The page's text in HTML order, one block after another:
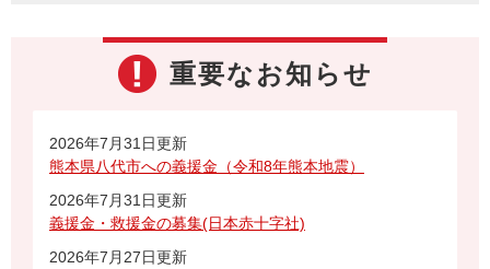
重要なお知らせ
2026年7月31日更新
熊本県八代市への義援金（令和8年熊本地震）
2026年7月31日更新
義援金・救援金の募集(日本赤十字社)
2026年7月27日更新